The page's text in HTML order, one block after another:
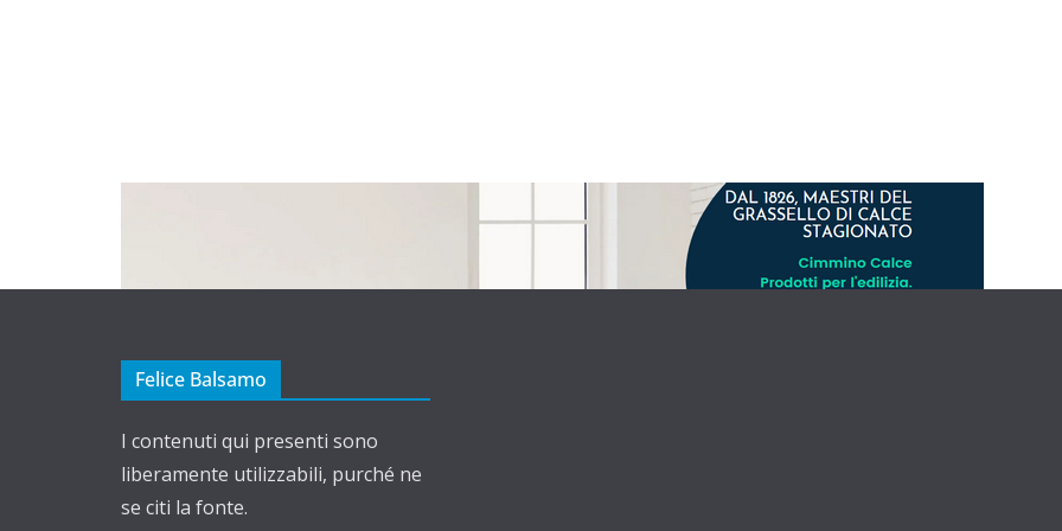
Felice Balsamo
I contenuti qui presenti sono
liberamente utilizzabili, purché ne
se citi la fonte.